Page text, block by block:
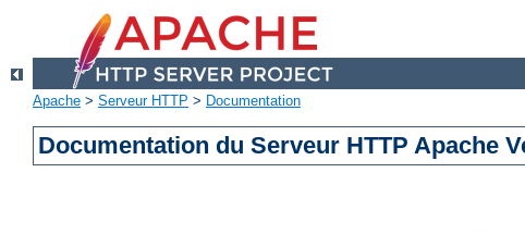
Apache > Serveur HTTP > Documentation
Documentation du Serveur HTTP Apache